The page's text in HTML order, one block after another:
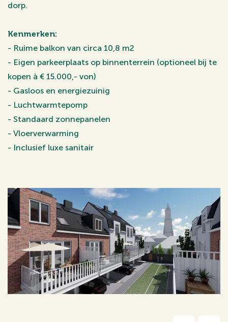
dorp.
Kenmerken:
- Ruime balkon van circa 10,8 m2
- Eigen parkeerplaats op binnenterrein (optioneel bij te
kopen à € 15.000,- von)
- Gasloos en energiezuinig
- Luchtwarmtepomp
- Standaard zonnepanelen
- Vloerverwarming
- Inclusief luxe sanitair